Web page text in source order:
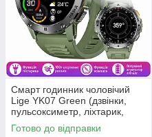
Смарт годинник чоловічий
Lige YK07 Green (дзвінки,
пульсоксиметр, ліхтарик,
компас)
Готово до відправки